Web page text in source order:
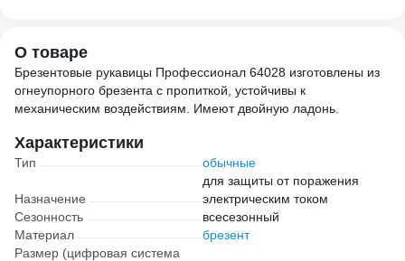
О товаре
Брезентовые рукавицы Профессионал 64028 изготовлены из
огнеупорного брезента с пропиткой, устойчивы к
механическим воздействиям. Имеют двойную ладонь.
Характеристики
Тип обычные
Назначение
для защиты от поражения
электрическим током
Сезонность
всесезонный
Материал
брезент
Размер (цифровая система